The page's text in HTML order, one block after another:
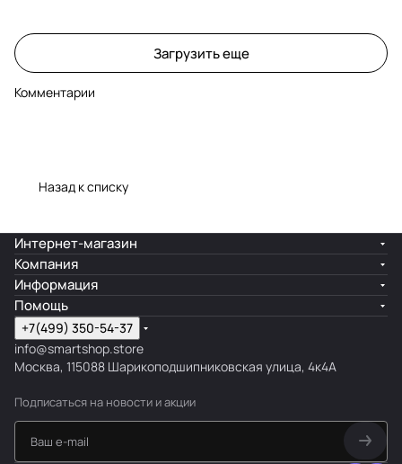
Загрузить еще
Комментарии
Назад к списку
Интернет-магазин
Компания
Информация
Помощь
+7(499) 350-54-37
info@smartshop.store
Москва, 115088 Шарикоподшипниковская улица, 4к4А
Подписаться на новости и акции